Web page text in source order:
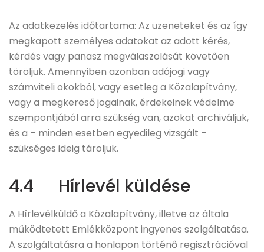
Az adatkezelés időtartama: Az üzeneteket és az így
megkapott személyes adatokat az adott kérés,
kérdés vagy panasz megválaszolását követően
töröljük. Amennyiben azonban adójogi vagy
számviteli okokból, vagy esetleg a Közalapítvány,
vagy a megkereső jogainak, érdekeinek védelme
szempontjából arra szükség van, azokat archiváljuk,
és a – minden esetben egyedileg vizsgált –
szükséges ideig tároljuk.
4.4 Hírlevél küldése
A Hírlevélküldő a Közalapítvány, illetve az általa
működtetett Emlékközpont ingyenes szolgáltatása.
A szolgáltatásra a honlapon történő regisztrációval